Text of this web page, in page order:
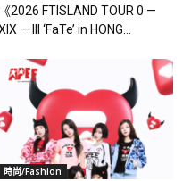
《2026 FTISLAND TOUR 0 —
— III ‘FaTe’ in HONG...
時尚/Fashion